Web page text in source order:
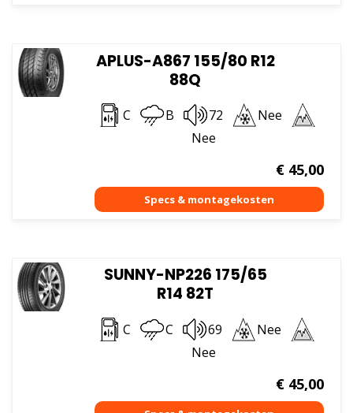
APLUS-A867 155/80 R12
88Q
C B 72
Nee
Nee
€45,00
SUNNY-NP226 175/65
R14 82T
C C 69
Nee
Nee
€45,00